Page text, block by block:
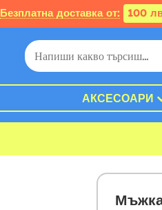
Безплатна доставка от: 100
АКСЕСОАРИ